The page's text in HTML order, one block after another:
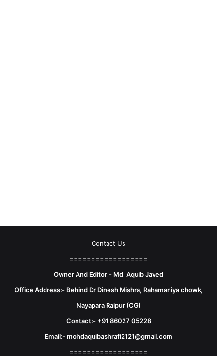
Contact Us
==================
Owner And Editor:- Md. Aquib Javed
Office Address:- Behind Dr Dinesh Mishra, Rahamaniya chowk,
Nayapara Raipur (CG)
Contact:- +91 86027 05228
Email:- mohdaquibashrafi2121@gmail.com
==================